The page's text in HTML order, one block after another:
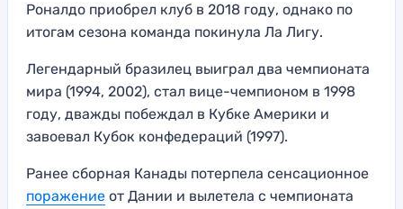
Роналдо приобрел клуб в 2018 году, однако по
итогам сезона команда покинула Ла Лигу.
Легендарный бразилец выиграл два чемпионата
мира (1994, 2002), стал вице-чемпионом в 1998
году, дважды побеждал в Кубке Америки и
завоевал Кубок конфедераций (1997).
Ранее сборная Канады потерпела сенсационное
поражение от Дании и вылетела с чемпионата